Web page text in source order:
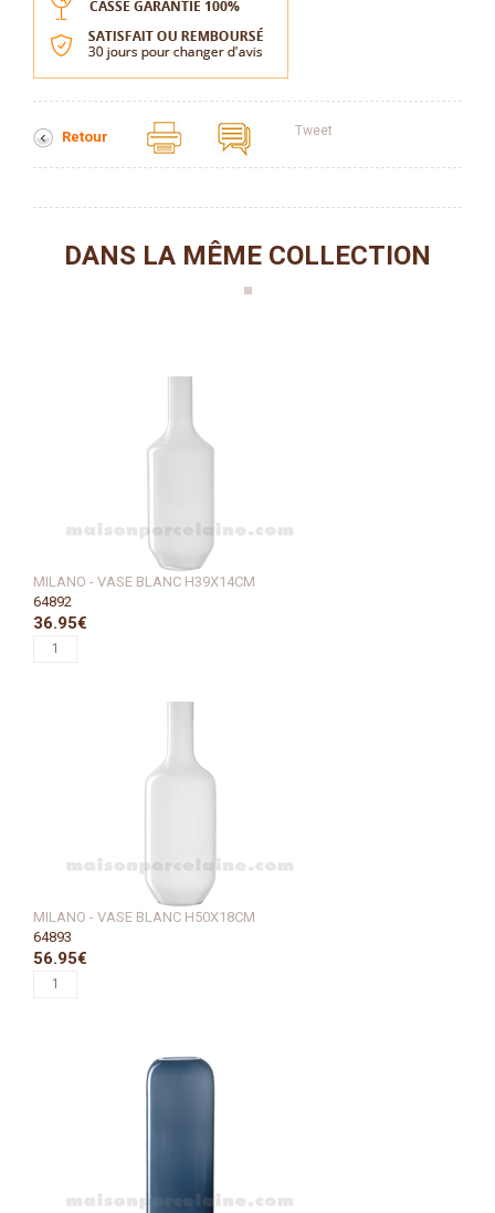
Retour Tweet
DANS LA MÊME COLLECTION
MILANO - VASE BLANC H39X14CM
64892
36.95€
MILANO - VASE BLANC H50X18CM
64893
56.95€